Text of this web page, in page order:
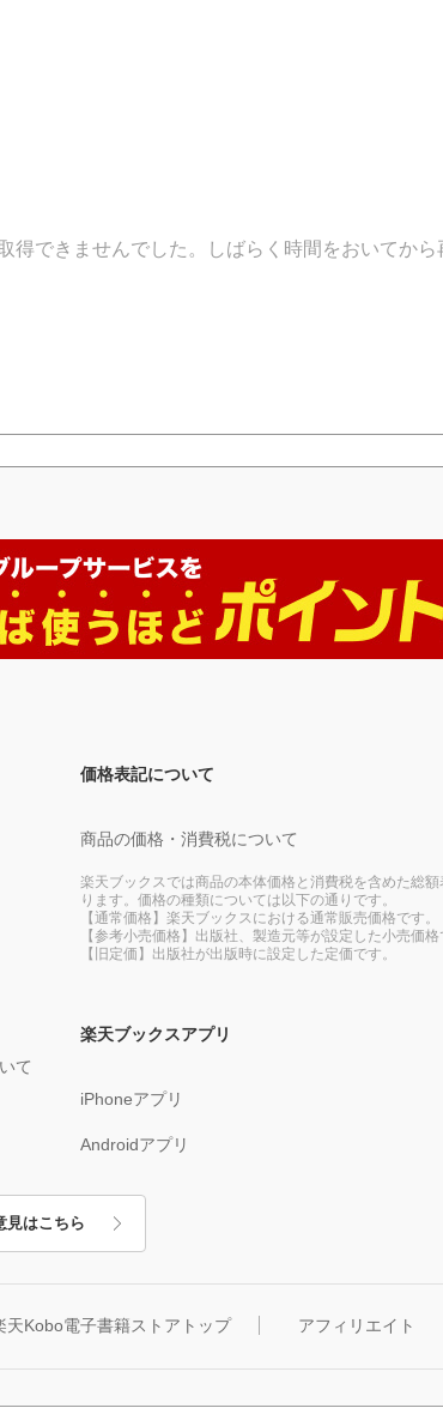
得できませんでした。しばらく時間をおいてから
て
価格表記について
商品の価格・消費税について
楽天ブックスでは商品の本体価格と消費税を含めた総額
ります。価格の種類については以下の通りです。
【通常価格】楽天ブックスにおける通常販売価格です。
【参考小売価格】出版社、製造元等が設定した小売価格
【旧定価】出版社が出版時に設定した定価です。
楽天ブックスアプリ
iPhoneアプリ
Androidアプリ
見はこちら
天Kobo電子書籍ストアトップ アフィリエイト